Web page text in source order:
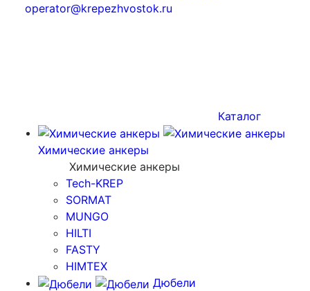
operator@krepezhvostok.ru
Каталог
Химические анкеры
Химические анкеры
Tech-KREP
SORMAT
MUNGO
HILTI
FASTY
HIMTEX
Дюбели